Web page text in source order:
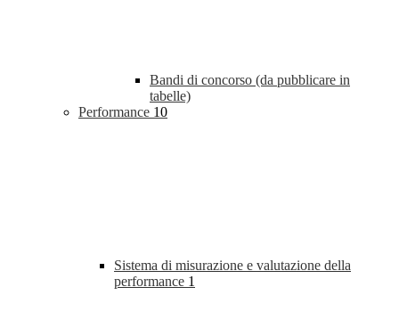
Bandi di concorso (da pubblicare in
tabelle)
Performance 10
Sistema di misurazione e valutazione della
performance 1